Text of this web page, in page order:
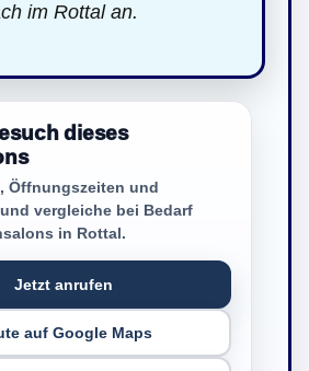
im Rottal an.
dieses
Öffnungszeiten und
vergleiche bei Bedarf
in Rottal.
Jetzt anrufen
auf Google Maps